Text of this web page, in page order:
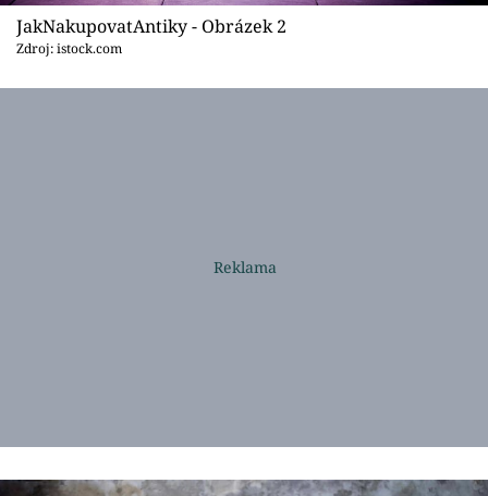
JakNakupovatAntiky - Obrázek 2
Zdroj: istock.com